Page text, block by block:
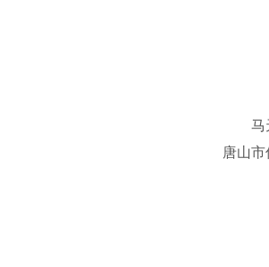
马天
唐山